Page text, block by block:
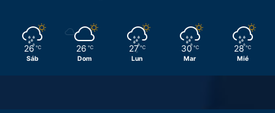
26 ℃
Sáb
26 ℃
Dom
27 ℃
Lun
30 ℃
Mar
28 ℃
Mié